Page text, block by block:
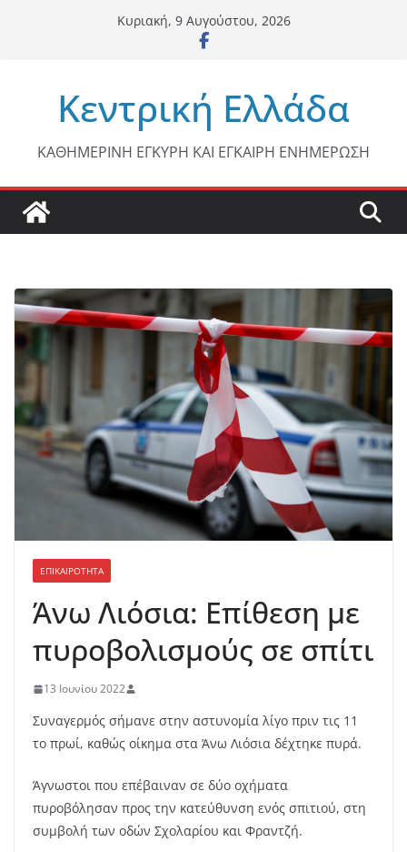
Κυριακή, 9 Αυγούστου, 2026
Κεντρική Ελλάδα
ΚΑΘΗΜΕΡΙΝΗ ΕΓΚΥΡΗ ΚΑΙ ΕΓΚΑΙΡΗ ΕΝΗΜΕΡΩΣΗ
ΕΠΙΚΑΙΡΟΤΗΤΑ
Άνω Λιόσια: Επίθεση με
πυροβολισμούς σε σπίτι
13 Ιουνίου 2022
Συναγερμός σήμανε στην αστυνομία λίγο πριν τις 11
το πρωί, καθώς οίκημα στα Άνω Λιόσια δέχτηκε πυρά.
Άγνωστοι που επέβαιναν σε δύο οχήματα
πυροβόλησαν προς την κατεύθυνση ενός σπιτιού, στη
συμβολή των οδών Σχολαρίου και Φραντζή.